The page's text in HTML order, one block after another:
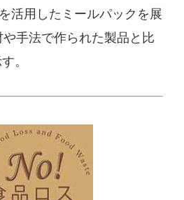
活用したミールパックを展
手法で作られた製品と比
。